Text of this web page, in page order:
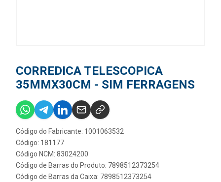
CORREDICA TELESCOPICA
35MMX30CM - SIM FERRAGENS
Código do Fabricante: 1001063532
Código: 181177
Código NCM: 83024200
Código de Barras do Produto: 7898512373254
Código de Barras da Caixa: 7898512373254